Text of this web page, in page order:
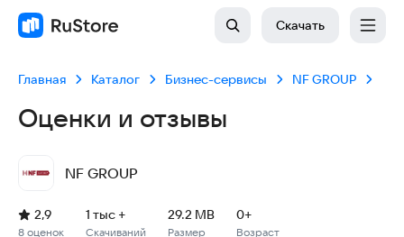
Скачать
Главная Каталог Бизнес-сервисы NF GROUP
Оценки и отзывы
NF GROUP
Рейтинг: 2,9, 8 оценок
Скачиваний: 1 тыс +
Размер файла: 29.2 MB
Возрастное ограничение: 29.2 MB
8 оценок
2,9
Скачиваний
1 тыс +
Размер
29.2 MB
Возраст
0+